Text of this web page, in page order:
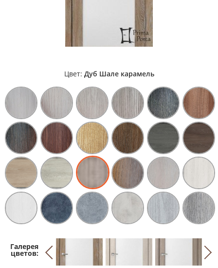
Цвет: Дуб Шале карамель